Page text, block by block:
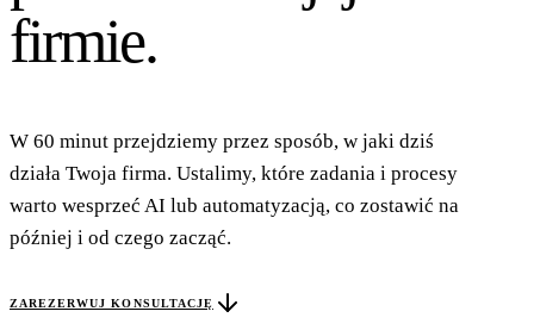
firmie.
W 60 minut przejdziemy przez sposób, w jaki dziś
działa Twoja firma. Ustalimy, które zadania i procesy
warto wesprzeć AI lub automatyzacją, co zostawić na
później i od czego zacząć.
ZAREZERWUJ KONSULTACJĘ